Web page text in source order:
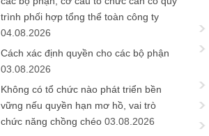
trình phối hợp tổng thể toàn công ty
04.08.2026
Cách xác định quyền cho các bộ phận
03.08.2026
Không có tổ chức nào phát triển bền
vững nếu quyền hạn mơ hồ, vai trò
chức năng chồng chéo 03.08.2026